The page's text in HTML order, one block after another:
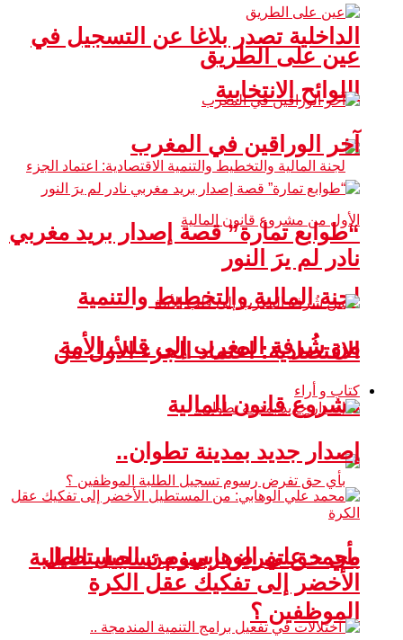
الداخلية تصدر بلاغا عن التسجيل في
اللوائح الانتخابية
لجنة المالية والتخطيط والتنمية
الاقتصادية: اعتماد الجزء الأول من
مشروع قانون المالية
بأي حق تفرض رسوم تسجيل الطلبة
الموظفين ؟
عين على الطريق
آخر الوراقين في المغرب
“طوابع تمارة” قصة إصدار بريد مغربي
نادر لم يرَ النور
من شُرفة المغرب إلى قلب الأمة
كتاب و أراء
إصدار جديد بمدينة تطوان..
محمد علي الوهابي: من المستطيل
الأخضر إلى تفكيك عقل الكرة